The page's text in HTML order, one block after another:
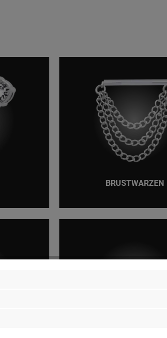
BRUSTWARZEN